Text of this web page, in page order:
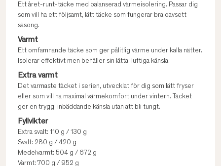
Ett året-runt-täcke med balanserad värmeisolering. Passar dig
som vill ha ett följsamt, lätt täcke som fungerar bra oavsett
säsong.
Varmt
Ett omfamnande täcke som ger pålitlig värme under kalla nätter.
Isolerar effektivt men behåller sin lätta, luftiga känsla.
Extra varmt
Det varmaste täcket i serien, utvecklat för dig som lätt fryser
eller som vill ha maximal värmekomfort under vintern. Täcket
ger en trygg, inbäddande känsla utan att bli tungt.
Fyllvikter
Extra svalt: 110 g / 130 g
Svalt: 280 g / 420 g
Medelvarmt: 504 g / 672 g
Varmt: 700 g / 952 g